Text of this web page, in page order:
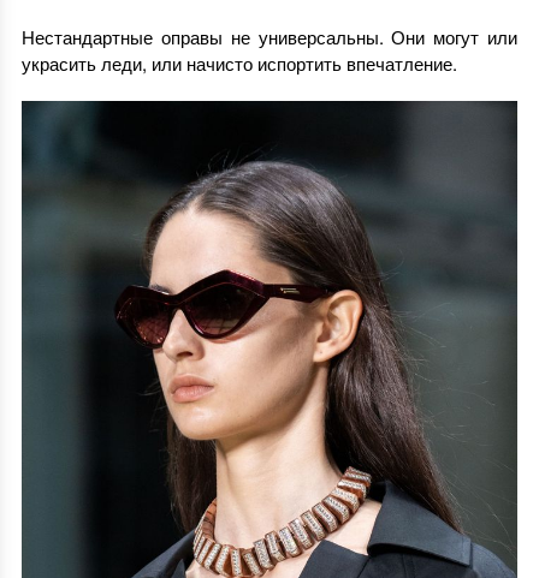
Нестандартные оправы не универсальны. Они могут или
украсить леди, или начисто испортить впечатление.